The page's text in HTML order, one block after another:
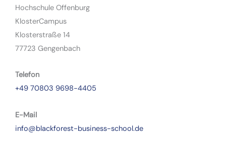
Hochschule Offenburg
KlosterCampus
Klosterstraße 14
77723 Gengenbach
Telefon
+49 70803 9698-4405
E-Mail
info@blackforest-business-school.de